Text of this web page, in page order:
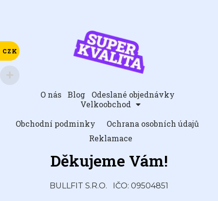
O nás Blog
Odeslané objednávky
Velkoobchod
Obchodní podminky
Ochrana osobních údajů
Reklamace
Děkujeme Vám!
BULLFIT S.R.O. IČO: 09504851
CZK